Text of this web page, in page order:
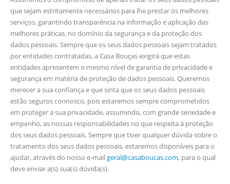
que sejam estritamente necessários para lhe prestar os melhores
serviços, garantindo transparência na informação e aplicação das
melhores práticas, no domínio da segurança e da proteção dos
dados pessoais. Sempre que os seus dados pessoais sejam tratados
por entidades contratadas, a Casa Bouças exigirá que estas
entidades apresentem o mesmo nível de garantia de privacidade e
segurança em matéria de proteção de dados pessoais. Queremos
merecer a sua confiança e que sinta que os seus dados pessoais
estão seguros connosco, pois estaremos sempre comprometidos
em proteger a sua privacidade, assumindo, com grande seriedade e
empenho, as nossas responsabilidades no que respeita à proteção
dos seus dados pessoais. Sempre que tiver qualquer dúvida sobre o
tratamento dos seus dados pessoais, estaremos disponíveis para o
ajudar, através do nosso e-mailgeral@casaboucas.com, para o qual
deve enviar a(s) sua(s) dúvida(s).